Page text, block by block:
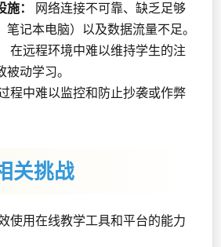
：
网络连接不可靠、缺乏足够
记本电脑）以及数据流量不足。
在远程环境中难以维持学生的注
动学习。
程中难以监控和防止抄袭或作弊
关挑战
使用在线教学工具和平台的能力